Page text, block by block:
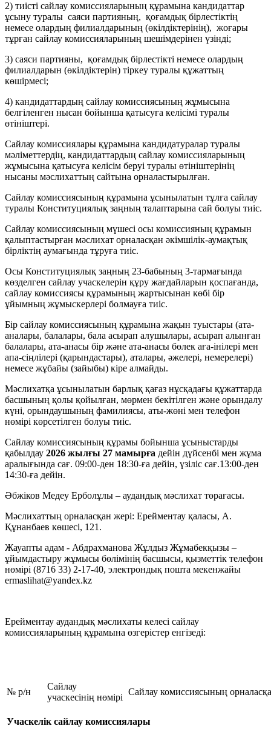
2) тиісті сайлау комиссияларының құрамына кандидаттар
ұсыну туралы саяси партияның, қоғамдық бірлестіктің
немесе олардың филиалдарының (өкілдіктерінің), жоғары
тұрған сайлау комиссияларының шешімдерінен үзінді;
3) саяси партияны, қоғамдық бірлестікті немесе олардың
филиалдарын (өкілдіктерін) тіркеу туралы құжаттың
көшірмесі;
4) кандидаттардың сайлау комиссиясының жұмысына
белгіленген нысан бойынша қатысуға келісімі туралы
өтініштері.
Сайлау комиссиялары құрамына кандидатуралар туралы
мәліметтердің, кандидаттардың сайлау комиссияларының
жұмысына қатысуға келісім беруі туралы өтініштерінің
нысаны мәслихаттың сайтына орналастырылған.
Сайлау комиссиясының құрамына ұсынылатын тұлға сайлау
туралы Конституциялық заңның талаптарына сай болуы тиіс.
Сайлау комиссиясының мүшесі осы комиссияның құрамын
қалыптастырған мәслихат орналасқан әкімшілік-аумақтық
бірліктің аумағында тұруға тиіс.
Осы Конституциялық заңның 23-бабының 3-тармағында
көзделген сайлау учаскелерін құру жағдайларын қоспағанда,
сайлау комиссиясы құрамының жартысынан көбі бір
ұйымның жұмыскерлері болмауға тиіс.
Бір сайлау комиссиясының құрамына жақын туыстары (ата-
аналары, балалары, бала асырап алушылары, асырап алынған
балалары, ата-анасы бір және ата-анасы бөлек аға-інілері мен
апа-сіңлілері (қарындастары), аталары, әжелері, немерелері)
немесе жұбайы (зайыбы) кіре алмайды.
Мәслихатқа ұсынылатын барлық қағаз нұсқадағы құжаттарда
басшының қолы қойылған, мөрмен бекітілген және орындалу
күні, орындаушының фамилиясы, аты-жөні мен телефон
нөмірі көрсетілген болуы тиіс.
Сайлау комиссиясының құрамы бойынша ұсыныстарды
қабылдау 2026 жылғы 27 мамырға дейін дүйсенбі мен жұма
аралығында сағ. 09:00-ден 18:30-ға дейін, үзіліс сағ.13:00-ден
14:30-ға дейін.
Әбжіков Медеу Ерболұлы – аудандық мәслихат төрағасы.
Мәслихаттың орналасқан жері: Ерейментау қаласы, А.
Құнанбаев көшесі, 121.
Жауапты адам - Абдрахманова Жұлдыз Жұмабекқызы –
ұйымдастыру жұмысы бөлімінің басшысы, қызметтік телефон
нөмірі (8716 33) 2-17-40, электрондық пошта мекенжайы
ermaslihat@yandex.kz
Ерейментау аудандық мәслихаты келесі сайлау
комиссияларының құрамына өзгерістер енгізеді:
№ р/н
Сайлау
учаскесінің нөмірі
Сайлау комиссиясының
Учаскелік сайлау комиссиялары